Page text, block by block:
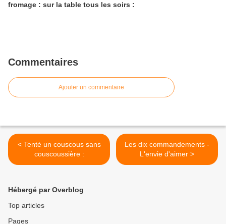
fromage : sur la table tous les soirs :
Commentaires
Ajouter un commentaire
< Tenté un couscous sans
couscoussière :
Les dix commandements -
L'envie d'aimer >
Hébergé par Overblog
Top articles
Pages